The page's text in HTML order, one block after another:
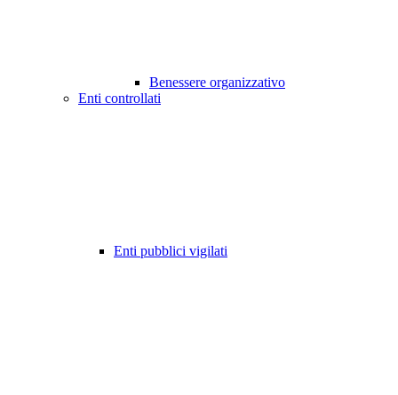
Benessere organizzativo
Enti controllati
Enti pubblici vigilati